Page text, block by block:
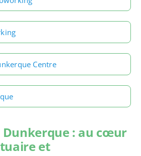
Centre
: au cœur
et